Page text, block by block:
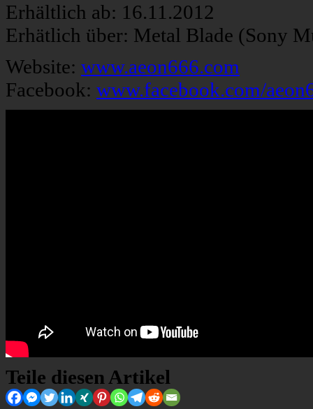
Erhältlich ab: 16.11.2012
Erhätlich über: Metal Blade (Sony
Website: www.aeon666.com
Facebook: www.facebook.com/
Teile diesen Artikel